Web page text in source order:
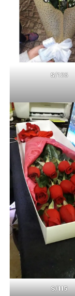
S/125
S/115